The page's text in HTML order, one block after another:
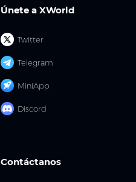
Únete a XWorld
Twitter
Telegram
MiniApp
Discord
Contáctanos